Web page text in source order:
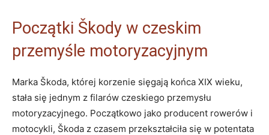
Początki Škody w czeskim
przemyśle motoryzacyjnym
Marka Škoda, której korzenie sięgają końca XIX wieku,
stała się jednym z filarów czeskiego przemysłu
motoryzacyjnego. Początkowo jako producent rowerów i⁢
motocykli, Škoda z czasem przekształciła się w potentata